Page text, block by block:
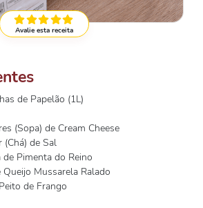
Avalie esta receita
de Papelão (1L)
(Sopa) de Cream Cheese
(Chá) de Sal
de Pimenta do Reino
Queijo Mussarela Ralado
de Frango